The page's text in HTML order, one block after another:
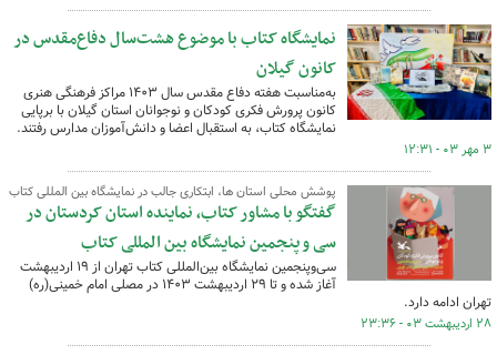
نمایشگاه کتاب با موضوع هشت‌سال دفاع‌مقدس در
کانون گیلان
به‌مناسبت هفته دفاع مقدس سال ۱۴۰۳ مراکز فرهنگی هنری
کانون پرورش فکری کودکان و نوجوانان استان گیلان با برپایی
نمایشگاه کتاب، به استقبال اعضا و دانش‌آموزان مدارس رفتند.
۳ مهر ۰۳ - ۱۲:۳۱
پوشش محلی استان ها، ابتکاری جالب در نمایشگاه بین المللی کتاب
گفتگو با مشاور کتاب، نماینده استان کردستان در
سی و پنجمین نمایشگاه بین المللی کتاب
سی‌وپنجمین نمایشگاه بین‌المللی کتاب تهران از ۱۹ اردیبهشت
آغاز شده و تا ۲۹ اردیبهشت ۱۴۰۳ در مصلی امام خمینی(ره)
تهران ادامه دارد.
۲۸ اردیبهشت ۰۳ - ۲۳:۳۶